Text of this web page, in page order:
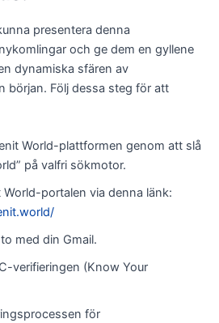
presentera denna
och ge dem en gyllene
dynamiska sfären av
början. Följ dessa steg för att
World-plattformen genom att slå
på valfri sökmotor.
World-portalen via denna länk:
med din Gmail.
verifieringen (Know Your
för